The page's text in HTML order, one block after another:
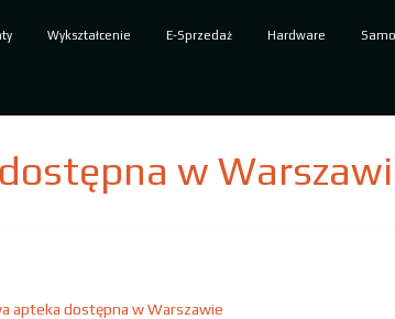
Wykształcenie E-Sprzedaż Hardware
w
apteka dostępna w Warszawie